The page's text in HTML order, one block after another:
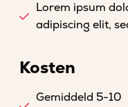
Lorem ipsum
adipiscing elit,
Kosten
Gemiddeld 5-10